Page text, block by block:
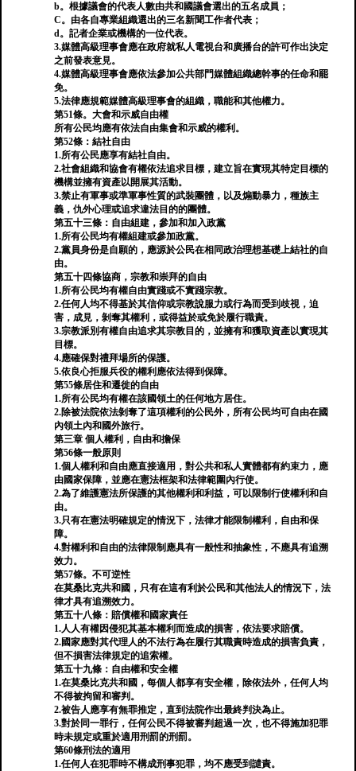
b。根據議會的代表人數由共和國議會選出的五名成員；
C。由各自專業組織選出的三名新聞工作者代表；
d。記者企業或機構的一位代表。
3.媒體高級理事會應在政府就私人電視台和廣播台的許可作出決定
之前發表意見。
4.媒體高級理事會應依法參加公共部門媒體組織總幹事的任命和罷
免。
5.法律應規範媒體高級理事會的組織，職能和其他權力。
第51條。大會和示威自由權
所有公民均應有依法自由集會和示威的權利。
第52條：結社自由
1.所有公民應享有結社自由。
2.社會組織和協會有權依法追求目標，建立旨在實現其特定目標的
機構並擁有資產以開展其活動。
3.禁止有軍事或準軍事性質的武裝團體，以及煽動暴力，種族主
義，仇外心理或追求違法目的的團體。
第五十三條：自由組建，參加和加入政黨
1.所有公民均有權組建或參加政黨。
2.黨員身份是自願的，應源於公民在相同政治理想基礎上結社的自
由。
第五十四條協商，宗教和崇拜的自由
1.所有公民均有權自由實踐或不實踐宗教。
2.任何人均不得基於其信仰或宗教說服力或行為而受到歧視，迫
害，成見，剝奪其權利，或得益於或免於履行職責。
3.宗教派別有權自由追求其宗教目的，並擁有和獲取資產以實現其
目標。
4.應確保對禮拜場所的保護。
5.依良心拒服兵役的權利應依法得到保障。
第55條居住和遷徙的自由
1.所有公民均有權在該國領土的任何地方居住。
2.除被法院依法剝奪了這項權利的公民外，所有公民均可自由在國
內領土內和國外旅行。
第三章 個人權利，自由和擔保
第56條一般原則
1.個人權利和自由應直接適用，對公共和私人實體都有約束力，應
由國家保障，並應在憲法框架和法律範圍內行使。
2.為了維護憲法所保護的其他權利和利益，可以限制行使權利和自
由。
3.只有在憲法明確規定的情況下，法律才能限制權利，自由和保
障。
4.對權利和自由的法律限制應具有一般性和抽象性，不應具有追溯
效力。
第57條。不可逆性
在莫桑比克共和國，只有在這有利於公民和其他法人的情況下，法
律才具有追溯效力。
第五十八條：賠償權和國家責任
1.人人有權因侵犯其基本權利而造成的損害，依法要求賠償。
2.國家應對其代理人的不法行為在履行其職責時造成的損害負責，
但不損害法律規定的追索權。
第五十九條：自由權和安全權
1.在莫桑比克共和國，每個人都享有安全權，除依法外，任何人均
不得被拘留和審判。
2.被告人應享有無罪推定，直到法院作出最終判決為止。
3.對於同一罪行，任何公民不得被審判超過一次，也不得施加犯罪
時未規定或重於適用刑罰的刑罰。
第60條刑法的適用
1.任何人在犯罪時不構成刑事犯罪，均不應受到譴責。